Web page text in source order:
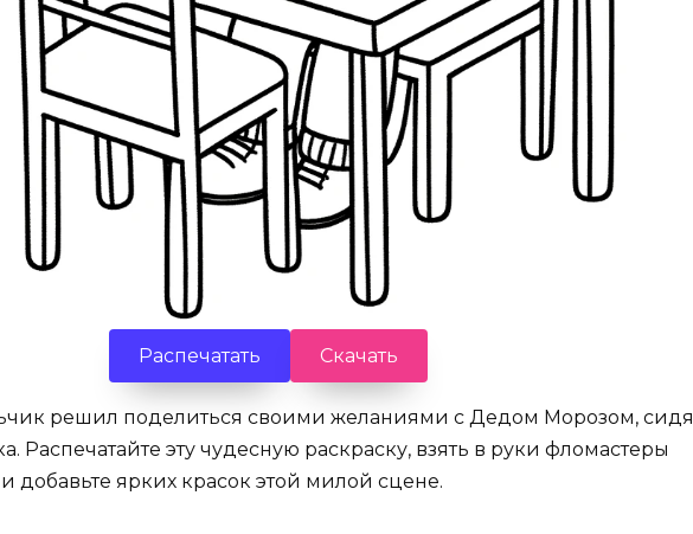
Распечатать Скачать
решил поделиться своими желаниями с Дедом Морозом, сидя
Распечатайте эту чудесную раскраску, взять в руки фломастеры
добавьте ярких красок этой милой сцене.